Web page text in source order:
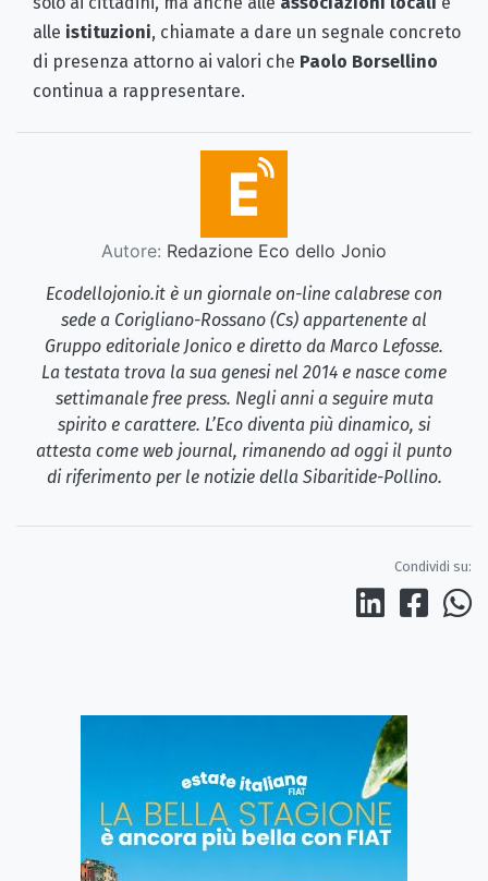
alle istituzioni, chiamate a dare un segnale concreto
di presenza attorno ai valori che Paolo Borsellino
continua a rappresentare.
Autore: Redazione Eco dello Jonio
Ecodellojonio.it è un giornale on-line calabrese con
sede a Corigliano-Rossano (Cs) appartenente al
Gruppo editoriale Jonico e diretto da Marco Lefosse.
La testata trova la sua genesi nel 2014 e nasce come
settimanale free press. Negli anni a seguire muta
spirito e carattere. L’Eco diventa più dinamico, si
attesta come web journal, rimanendo ad oggi il punto
di riferimento per le notizie della Sibaritide-Pollino.
Condividi su: